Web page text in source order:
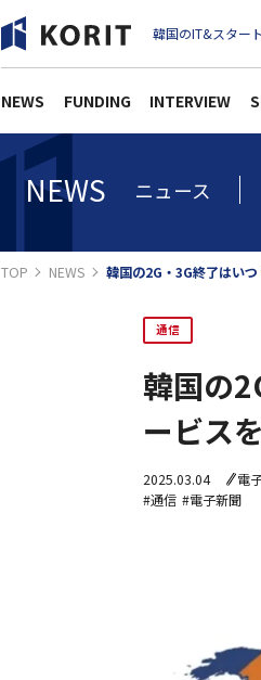
韓国のIT&スター
NEWS FUNDING INTERVIEW
NEWS ニュース
TOP NEWS 韓国の2G・3G終了はい
通信
韓国の
ービス
2025.03.04
電
#通信 #電子新聞